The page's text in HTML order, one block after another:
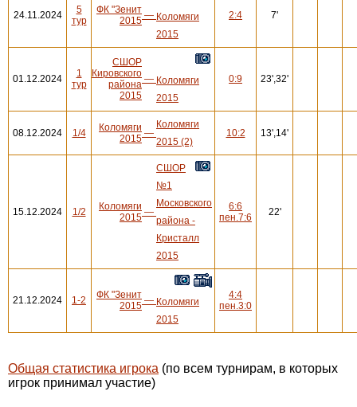
24.11.2024
5
тур
ФК "Зенит
2015 — Коломяги
2015
2:4 7'
01.12.2024
1
тур
СШОР
Кировского
района
2015
— Коломяги
2015
0:9 23',32'
08.12.2024 1/4
Коломяги
2015 —
Коломяги
2015 (2)
10:2 13',14'
15.12.2024 1/2
Коломяги
2015 —
СШОР
№1
Московского
района -
Кристалл
2015
6:6
пен.7:6
22'
21.12.2024 1-2
ФК "Зенит
2015 — Коломяги
2015
4:4
пен.3:0
Общая статистика игрока (по всем турнирам, в которых
игрок принимал участие)